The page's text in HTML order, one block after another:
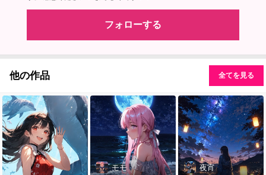
フォローする
他の作品 全てを見る
モモ 夜宵